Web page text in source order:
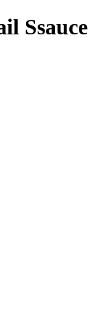
Ssauce